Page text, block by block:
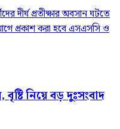
দীর্ঘ প্রতীক্ষার অবসান ঘটতে
প্রকাশ করা হবে এসএসসি ও
নিয়ে বড় দুঃসংবাদ